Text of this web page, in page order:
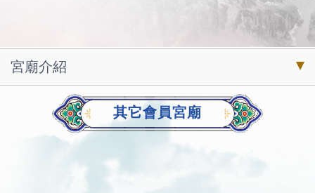
宮廟介紹
其它會員宮廟